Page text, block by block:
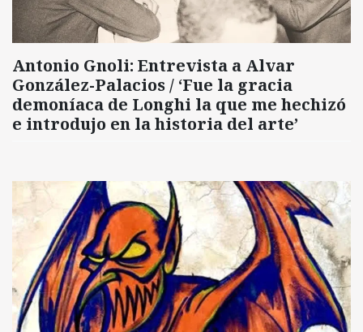
Antonio Gnoli: Entrevista a Alvar
González-Palacios / ‘Fue la gracia
demoníaca de Longhi la que me hechizó
e introdujo en la historia del arte’